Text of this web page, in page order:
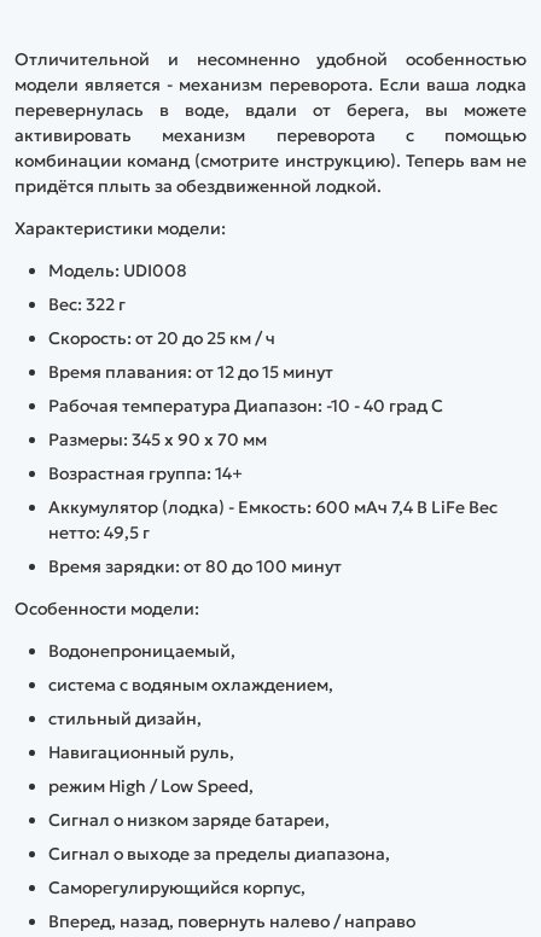
прорезиненным
материалом. На пульте есть
все необходимые триммеры
для точной настройки.
Отличительной и несомненно удобной особенностью
модели является - механизм переворота. Если ваша лодка
перевернулась в воде, вдали от берега, вы можете
активировать механизм переворота с помощью
комбинации команд (смотрите инструкцию). Теперь вам не
придётся плыть за обездвиженной лодкой.
Характеристики модели:
Модель: UDI008
Вес: 322 г
Скорость: от 20 до 25 км / ч
Время плавания: от 12 до 15 минут
Рабочая температура Диапазон: -10 - 40 град C
Размеры: 345 х 90 х 70 мм
Возрастная группа: 14+
Аккумулятор (лодка) - Емкость: 600 мАч 7,4 В LiFe Вес
нетто: 49,5 г
Время зарядки: от 80 до 100 минут
Особенности модели:
Водонепроницаемый,
система с водяным охлаждением,
стильный дизайн,
Навигационный руль,
режим High / Low Speed,
Сигнал о низком заряде батареи,
Сигнал о выходе за пределы диапазона,
Саморегулирующийся корпус,
Вперед, назад, повернуть налево / направо